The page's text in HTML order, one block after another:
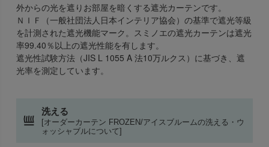
外からの光を遮りお部屋を暗くする遮光カーテンです。
ＮＩＦ（一般社団法人日本インテリア協会）の基準で遮光等級
を計測された遮光機能マーク。スミノエの遮光カーテンは遮光
率99.40％以上の遮光性能を有します。
遮光性試験方法（JIS L 1055 A 法10万ルクス）に基づき、遮
光率を測定しています。
洗える
[オーダーカーテン FROZEN/アイスブルームの洗える・ウ
ォッシャブルについて]